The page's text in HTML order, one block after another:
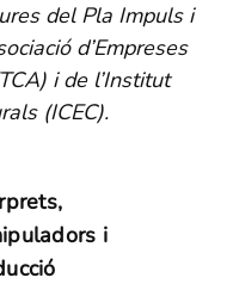
del Pla Impuls i
d’Empreses
i de l’Institut
(ICEC).
i